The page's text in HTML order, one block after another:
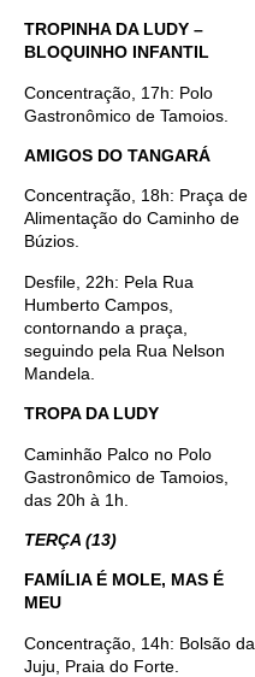
TROPINHA DA LUDY –
BLOQUINHO INFANTIL
Concentração, 17h: Polo
Gastronômico de Tamoios.
AMIGOS DO TANGARÁ
Concentração, 18h: Praça de
Alimentação do Caminho de
Búzios.
Desfile, 22h: Pela Rua
Humberto Campos,
contornando a praça,
seguindo pela Rua Nelson
Mandela.
TROPA DA LUDY
Caminhão Palco no Polo
Gastronômico de Tamoios,
das 20h à 1h.
TERÇA (13)
FAMÍLIA É MOLE, MAS É
MEU
Concentração, 14h: Bolsão da
Juju, Praia do Forte.